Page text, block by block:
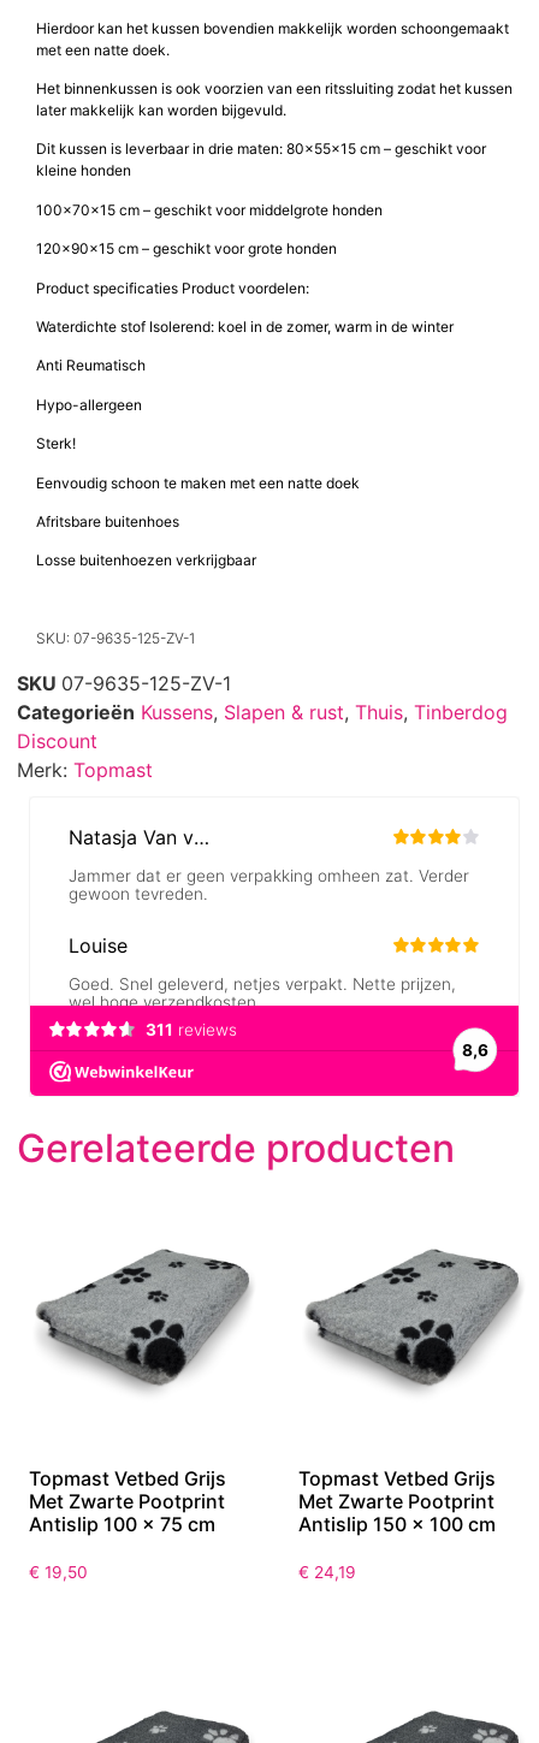
Hierdoor kan het kussen bovendien makkelijk worden schoongemaakt
met een natte doek.
Het binnenkussen is ook voorzien van een ritssluiting zodat het kussen
later makkelijk kan worden bijgevuld.
Dit kussen is leverbaar in drie maten: 80x55x15 cm – geschikt voor
kleine honden
100x70x15 cm – geschikt voor middelgrote honden
120x90x15 cm – geschikt voor grote honden
Product specificaties Product voordelen:
Waterdichte stof Isolerend: koel in de zomer, warm in de winter
Anti Reumatisch
Hypo-allergeen
Sterk!
Eenvoudig schoon te maken met een natte doek
Afritsbare buitenhoes
Losse buitenhoezen verkrijgbaar
SKU: 07-9635-125-ZV-1
SKU 07-9635-125-ZV-1
Categorieën Kussens, Slapen & rust, Thuis, Tinberdog
Discount
Merk: Topmast
Gerelateerde producten
Topmast Vetbed Grijs
Met Zwarte Pootprint
Antislip 100 x 75 cm
€ 19,50
Topmast Vetbed Grijs
Met Zwarte Pootprint
Antislip 150 x 100 cm
€ 24,19